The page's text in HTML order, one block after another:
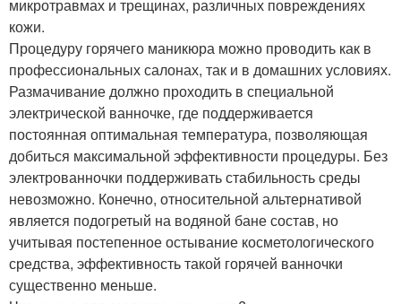
микротравмах и трещинах, различных повреждениях
кожи.
Процедуру горячего маникюра можно проводить как в
профессиональных салонах, так и в домашних условиях.
Размачивание должно проходить в специальной
электрической ванночке, где поддерживается
постоянная оптимальная температура, позволяющая
добиться максимальной эффективности процедуры. Без
электрованночки поддерживать стабильность среды
невозможно. Конечно, относительной альтернативой
является подогретый на водяной бане состав, но
учитывая постепенное остывание косметологического
средства, эффективность такой горячей ванночки
существенно меньше.